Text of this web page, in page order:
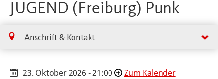
JUGEND (Freiburg) Punk
Anschrift & Kontakt
23. Oktober 2026 - 21:00
Zum Kalender